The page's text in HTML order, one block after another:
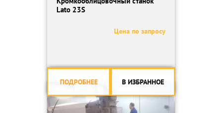
мощностью 2,47 кВт.
Ширина панели, мм
Напряжение питания, В
Мощность, кВт
Lato 23S
Цена по запросу
ПОДРОБНЕЕ В ИЗБРАННОЕ